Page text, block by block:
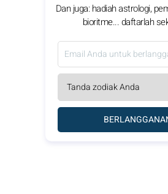
Dan juga: hadiah astrologi,
bioritme... daftarlah